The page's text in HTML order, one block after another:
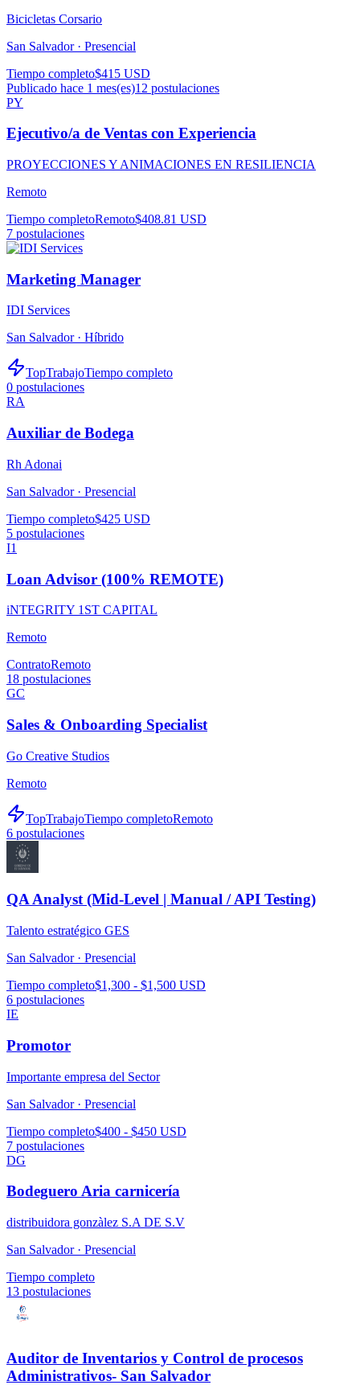
Bicicletas Corsario
San Salvador · Presencial
Tiempo completo$415 USD
Publicado hace 1 mes(es)12 postulaciones
PY
Ejecutivo/a de Ventas con Experiencia
PROYECCIONES Y ANIMACIONES EN RESILIENCIA
Remoto
Tiempo completoRemoto$408.81 USD
7 postulaciones
Marketing Manager
IDI Services
San Salvador · Híbrido
TopTrabajoTiempo completo
0 postulaciones
RA
Auxiliar de Bodega
Rh Adonai
San Salvador · Presencial
Tiempo completo$425 USD
5 postulaciones
I1
Loan Advisor (100% REMOTE)
iNTEGRITY 1ST CAPITAL
Remoto
ContratoRemoto
18 postulaciones
GC
Sales & Onboarding Specialist
Go Creative Studios
Remoto
TopTrabajoTiempo completoRemoto
6 postulaciones
QA Analyst (Mid-Level | Manual / API Testing)
Talento estratégico GES
San Salvador · Presencial
Tiempo completo$1,300 - $1,500 USD
6 postulaciones
IE
Promotor
Importante empresa del Sector
San Salvador · Presencial
Tiempo completo$400 - $450 USD
7 postulaciones
DG
Bodeguero Aria carnicería
distribuidora gonzàlez S.A DE S.V
San Salvador · Presencial
Tiempo completo
13 postulaciones
Auditor de Inventarios y Control de procesos
Administrativos- San Salvador